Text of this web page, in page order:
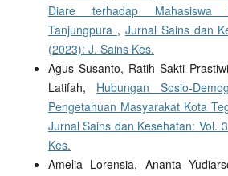
Diare terhadap Mahasiswa
Tanjungpura , Jurnal Sains dan
(2023): J. Sains Kes.
Agus Susanto, Ratih Sakti
Latifah, Hubungan Sosio-
Pengetahuan Masyarakat Kota
Jurnal Sains dan Kesehatan: Vol.
Kes.
Amelia Lorensia, Ananta